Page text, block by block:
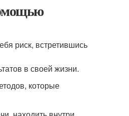
риск, встретившись
в своей жизни.
которые